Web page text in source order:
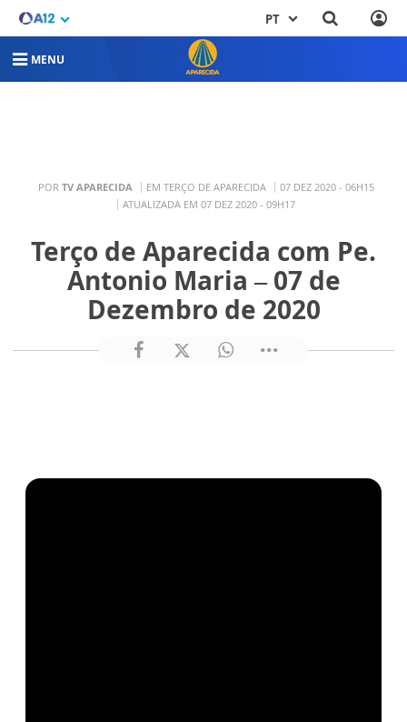
PT
MENU
POR TV APARECIDA EM TERÇO DE APARECIDA
07 DEZ 2020 - 06H15
ATUALIZADA EM 07 DEZ 2020 - 09H17
Terço de Aparecida com Pe.
Antonio Maria – 07 de
Dezembro de 2020